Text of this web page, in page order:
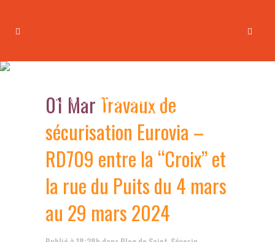
“Croix” et la rue du Puits du 4
mars au 29 mars 2024
01 MarTravaux de
sécurisation Eurovia –
RD709 entre la “Croix” et
la rue du Puits du 4 mars
au 29 mars 2024